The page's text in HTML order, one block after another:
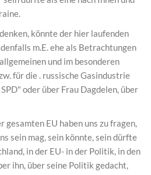
könnte der hier laufenden
m.E. ehe als Betrachtungen
und im besonderen
für die . russische Gasindustrie
oder über Frau Dagdelen, über
EU haben uns zu fragen,
sein mag, sein könnte, sein dürfte
in der EU- in der Politik, in den
ihn, über seine Politik gedacht,